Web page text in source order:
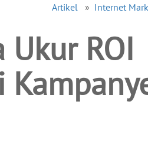
Artikel » Internet
Ukur ROI